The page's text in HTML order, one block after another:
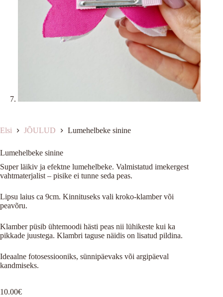
Elsi JÕULUD Lumehelbeke sinine
Lumehelbeke sinine
Super läikiv ja efektne lumehelbeke. Valmistatud imekergest
vahtmaterjalist – pisike ei tunne seda peas.
Lipsu laius ca 9cm. Kinnituseks vali kroko-klamber või
peavõru.
Klamber püsib ühtemoodi hästi peas nii lühikeste kui ka
pikkade juustega. Klambri taguse näidis on lisatud pildina.
Ideaalne fotosessiooniks, sünnipäevaks või argipäeval
kandmiseks.
10.00€